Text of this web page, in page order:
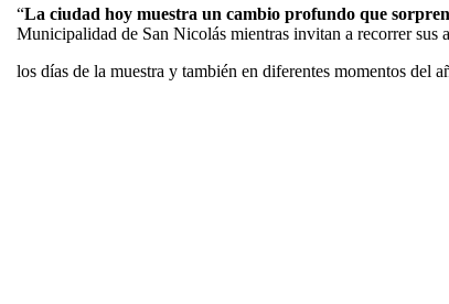
“La ciudad hoy muestra un cambio profundo que
Municipalidad de San Nicolás mientras invitan a recorrer sus
los días de la muestra y también en diferentes momentos del